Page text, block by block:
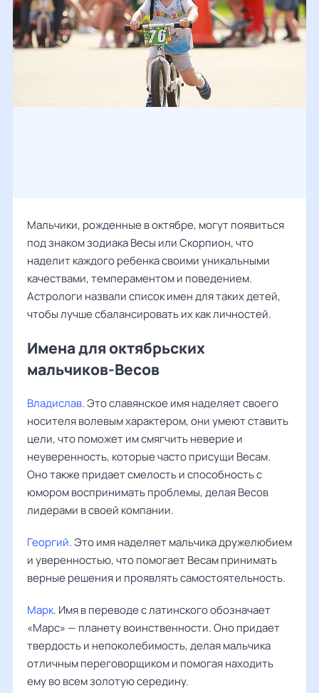
Мальчики, рожденные в октябре, могут появиться
под знаком зодиака Весы или Скорпион, что
наделит каждого ребенка своими уникальными
качествами, темпераментом и поведением.
Астрологи назвали список имен для таких детей,
чтобы лучше сбалансировать их как личностей.
Имена для октябрьских
мальчиков-Весов
Владислав. Это славянское имя наделяет своего
носителя волевым характером, они умеют ставить
цели, что поможет им смягчить неверие и
неуверенность, которые часто присущи Весам.
Оно также придает смелость и способность с
юмором воспринимать проблемы, делая Весов
лидерами в своей компании.
Георгий. Это имя наделяет мальчика дружелюбием
и уверенностью, что помогает Весам принимать
верные решения и проявлять самостоятельность.
Марк. Имя в переводе с латинского обозначает
«Марс» — планету воинственности. Оно придает
твердость и непоколебимость, делая мальчика
отличным переговорщиком и помогая находить
ему во всем золотую середину.